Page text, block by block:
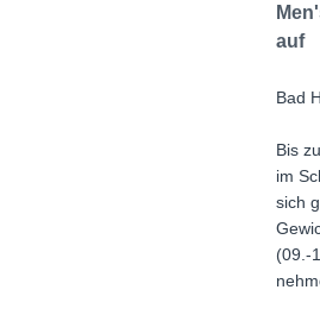
auf
Bad
Bis
im
sich
(09.-